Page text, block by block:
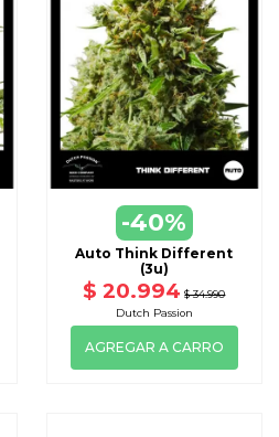
-40%
Auto Think Different
(3u)
$ 20.994 $ 34.990
Dutch Passion
AGREGAR A CARRO